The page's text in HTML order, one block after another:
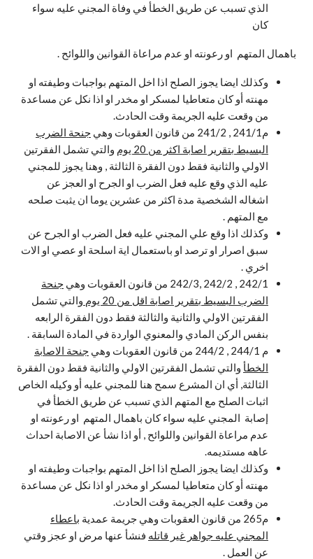
الذي تسبب عن طريق الخطأ في وفاة المجني عليه سواء
كان
باهمال المتهم او رعونته او عدم مراعاة القوانين واللوائح .
وكذلك ايضا يجوز الصلح اذا اخل المتهم بواجبات وطيفته او
مهنته أو كان متعاطيا لمسكر او مخدر او اذا نكل عن مساعدة
من وقعت عليه الجريمة وقت الحادث.
م241/1 , 241/2 من قانون العقوبات وهي
جنحة الضرب
البسيط بتقرير اصابة اكثر من 20 يوم
والتي تشمل الفقرتين
الاولي والثانية فقط دون الفقرة الثالثة , وهنا يجوز للمجني
عليه الذي وقع عليه فعل الضرب او الجرح او العجز عن
اشغاله الشخصية مدة اكثر من عشرين يوما ان يثبت صلحه
مع المتهم .
وكذلك اذا وقع علي المجني عليه فعل الضرب او الجرح عن
سبق اصرار او ترصد او باستعمال اية اسلحة او عصي او الات
اخري .
242/1 , 242/2 ,242/3 من قانون العقوبات وهي
جنحة
الضرب البسيط بتقرير اصابة اقل من 20 يوم
والتي تشمل
الفقرتين الاولي والثانية والثالثة فقط دون الفقرة الرابعه
بنفس الركن المادي والمعنوي الواردة في المادة السابقة .
م 244/1 , 244/2 من قانون العقوبات وهي
جنحة الاصابة
الخطأ والتي تشمل الفقرتين الاولي والثانية فقط دون الفقرة
الثالثة, أي ان المشرع سمح هنا للمجني عليه أو وكيله الخاص
اثبات الصلح مع المتهم الذي تسبب عن طريق الخطأ في
إصابة المجني عليه سواء كان باهمال المتهم او رعونته او
عدم مراعاة القوانين واللوائح , أو اذا نشأ عن الاصابة احداث
عاهه مستديمه.
وكذلك ايضا يجوز الصلح اذا اخل المتهم بواجبات وطيفته او
مهنته أو كان متعاطيا لمسكر او مخدر او اذا نكل عن مساعدة
من وقعت عليه الجريمة وقت الحادث.
م265 من قانون العقوبات وهي جريمة عمدية
باعطاء
المجني عليه جواهر غير قاتله فنشأ عنها مرض او عجز وقتي
عن العمل .